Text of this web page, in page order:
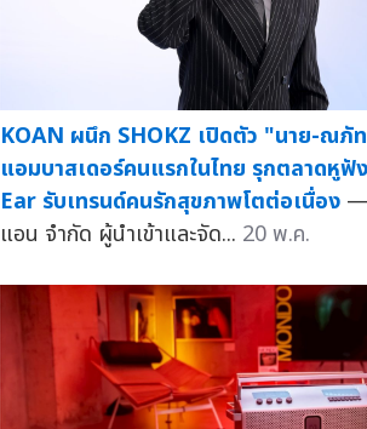
KOAN ผนึก SHOKZ เปิดตัว "นาย-ณภั
แอมบาสเดอร์คนแรกในไทย รุกตลาดหูฟั
Ear รับเทรนด์คนรักสุขภาพโตต่อเนื่อง —
แอน จำกัด ผู้นำเข้าและจัด... 20 พ.ค.